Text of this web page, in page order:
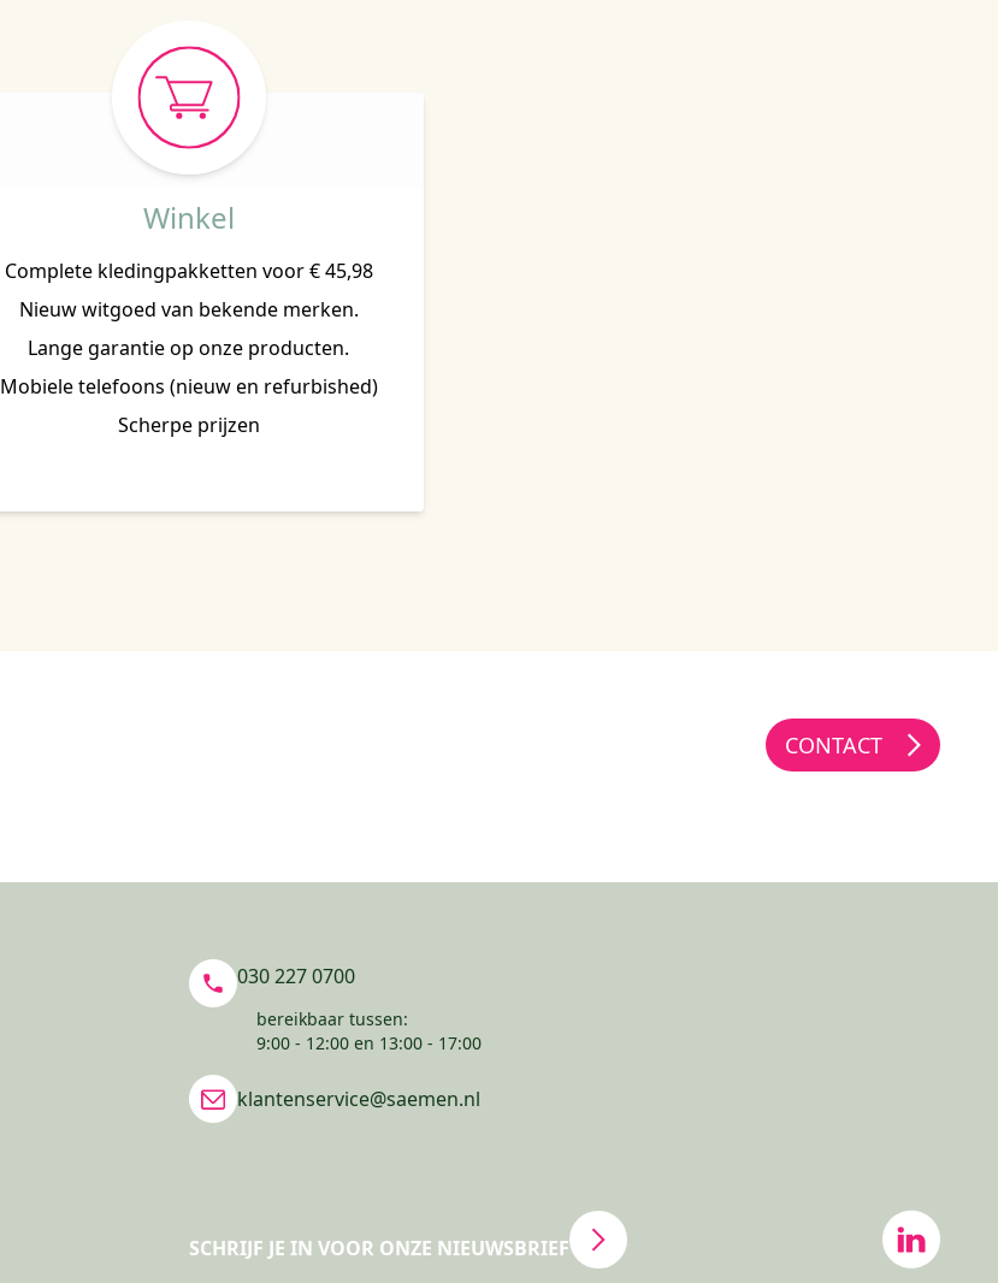
Winkel
Complete kledingpakketten voor € 45,98
Nieuw witgoed van bekende merken.
Lange garantie op onze producten.
Mobiele telefoons (nieuw en refurbished)
Scherpe prijzen
CONTACT
030 227 0700
bereikbaar tussen:
9:00 - 12:00 en 13:00 - 17:00
klantenservice@saemen.nl
SCHRIJF JE IN VOOR ONZE NIEUWSBRIEF